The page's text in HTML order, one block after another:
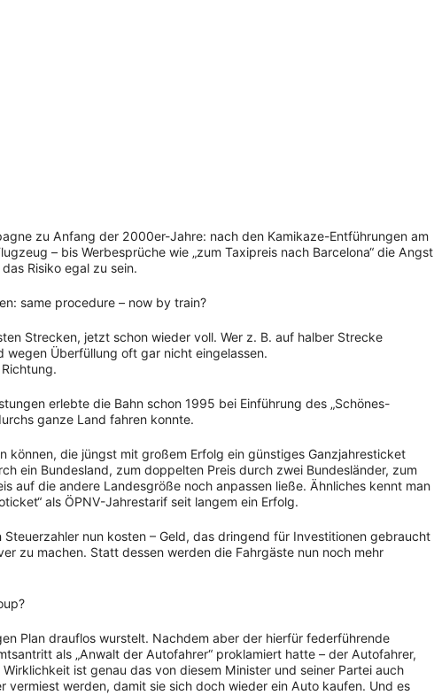
zu Anfang der 2000er-Jahre: nach den Kamikaze-Entführungen am
– bis Werbesprüche wie „zum Taxipreis nach Barcelona“ die Angst
Risiko egal zu sein.
same procedure – now by train?
Strecken, jetzt schon wieder voll. Wer z. B. auf halber Strecke
wegen Überfüllung oft gar nicht eingelassen.
erlebte die Bahn schon 1995 bei Einführung des „Schönes-
ganze Land fahren konnte.
die jüngst mit großem Erfolg ein günstiges Ganzjahresticket
ein Bundesland, zum doppelten Preis durch zwei Bundesländer, zum
auf die andere Landesgröße noch anpassen ließe. Ähnliches kennt man
als ÖPNV-Jahrestarif seit langem ein Erfolg.
nun kosten – Geld, das dringend für Investitionen gebraucht
zu machen. Statt dessen werden die Fahrgäste nun noch mehr
Plan drauflos wurstelt. Nachdem aber der hierfür federführende
als „Anwalt der Autofahrer“ proklamiert hatte – der Autofahrer,
ist genau das von diesem Minister und seiner Partei auch
werden, damit sie sich doch wieder ein Auto kaufen. Und es